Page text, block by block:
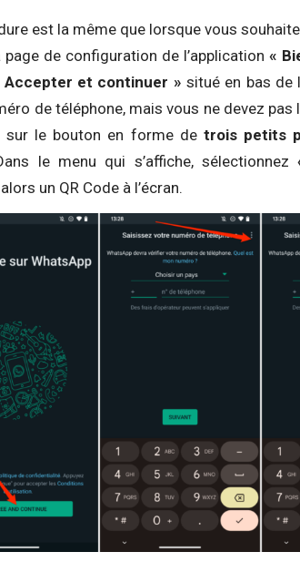
est la même que lorsque vous
page de configuration de l’application «
Accepter et continuer » situé en bas de
de téléphone, mais vous ne devez
sur le bouton en forme detrois petits
le menu qui s’affiche, sélectionnez
un QR Code à l’écran.